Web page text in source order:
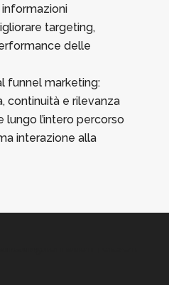
targeting,
delle
funnel marketing:
continuità e rilevanza
l’intero percorso
interazione alla